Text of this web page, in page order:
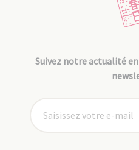
Suivez notre actualité